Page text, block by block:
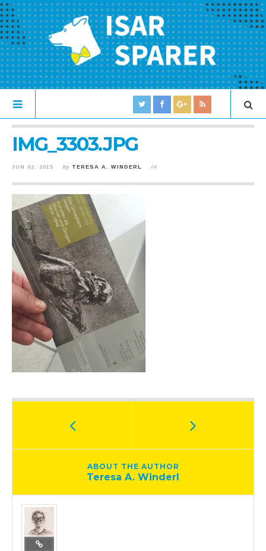
IMG_3303.JPG
JUN 02, 2015 by TERESA A. WINDERL in
ABOUT THE AUTHOR
Teresa A. Winderl